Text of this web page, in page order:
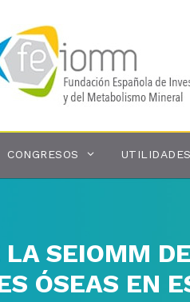
CONGRESOS UTILIDADES
LA SEIOMM
ÓSEAS EN